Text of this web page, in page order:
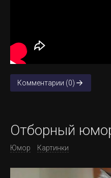
Комментарии (0)
Отборный
Юмор Картинки